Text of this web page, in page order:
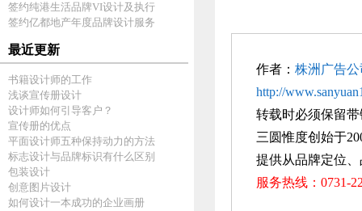
签约纯港生活品牌VI设计及执行
签约亿都地产年度品牌设计服务
最近更新
书籍设计师的工作
浅谈宣传册设计
设计师如何引导客户？
宣传册的优点
平面设计师五种保持动力的方法
标志设计与品牌标识有什么区别
包装设计
创意图片设计
如何设计一本成功的企业画册
作者： 株洲广告公
http://
转载时必须保留
三圆惟度创始于
提供从品牌定位
服务热线：0731-